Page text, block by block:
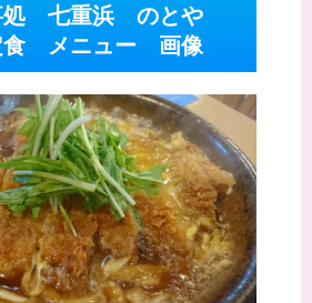
処 七重浜 のとや
食 メニュー 画像